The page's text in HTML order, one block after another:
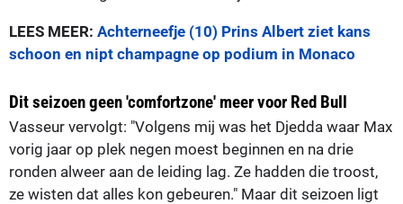
LEES MEER: Achterneefje (10) Prins Albert ziet kans
schoon en nipt champagne op podium in Monaco
Dit seizoen geen 'comfortzone' meer voor Red Bull
Vasseur vervolgt: "Volgens mij was het Djedda waar Max
vorig jaar op plek negen moest beginnen en na drie
ronden alweer aan de leiding lag. Ze hadden die troost,
ze wisten dat alles kon gebeuren." Maar dit seizoen ligt